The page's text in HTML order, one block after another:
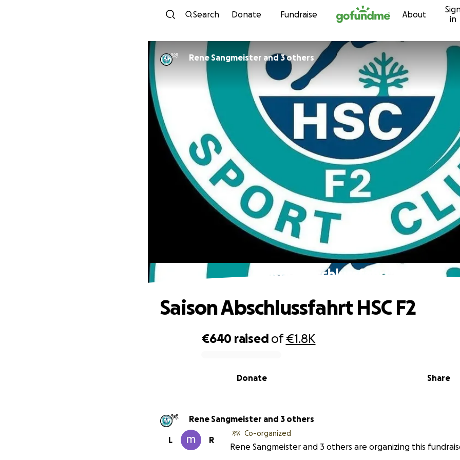
Skip to content
Search Donate Fundraise About
in
Rene Sangmeister and 3 others
Saison Abschlussfahrt HSC F2
€640 raised of€1.8K
Share
Donate
Saison Abschlussfahrt HSC F2
Rene Sangmeister and 3 others
R
L
Co-organized
Rene Sangmeister and 3 others are organizing this